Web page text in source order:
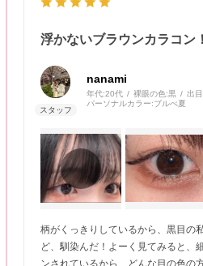
浮かないブラウンカラコン！
nanami
年代:20代 裸眼の色:黒 出
パーソナルカラー:ブルべ夏
柄がくっきりしているから、黒目の
ど、馴染んだ！よーく見てみると、
ンされているから、どんな目の色の